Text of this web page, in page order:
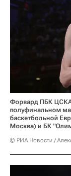
Форвард ПБК
полуфинальном
баскетбольной
Москва) и БК
© РИА Новости /